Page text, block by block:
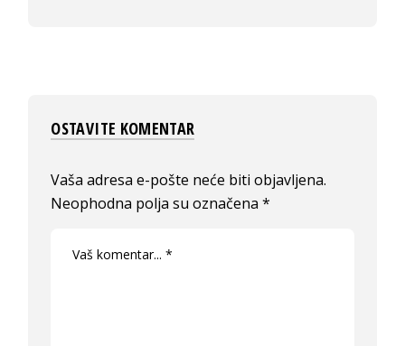
OSTAVITE KOMENTAR
Vaša adresa e-pošte neće biti objavljena.
Neophodna polja su označena*